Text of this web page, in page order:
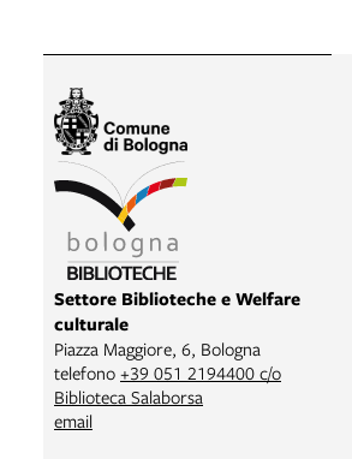
Settore Biblioteche e Welfare
culturale
Piazza Maggiore, 6, Bologna
telefono +39 051 2194400 c/o
Biblioteca Salaborsa
email